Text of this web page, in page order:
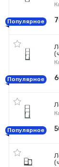
Популярное
Популярное
Популярное